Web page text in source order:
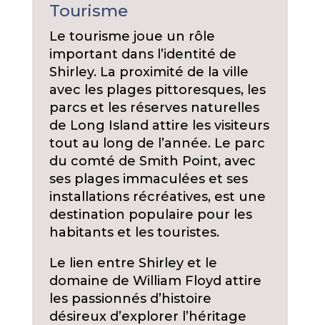
Tourisme
Le tourisme joue un rôle
important dans l’identité de
Shirley. La proximité de la ville
avec les plages pittoresques, les
parcs et les réserves naturelles
de Long Island attire les visiteurs
tout au long de l’année. Le parc
du comté de Smith Point, avec
ses plages immaculées et ses
installations récréatives, est une
destination populaire pour les
habitants et les touristes.
Le lien entre Shirley et le
domaine de William Floyd attire
les passionnés d’histoire
désireux d’explorer l’héritage